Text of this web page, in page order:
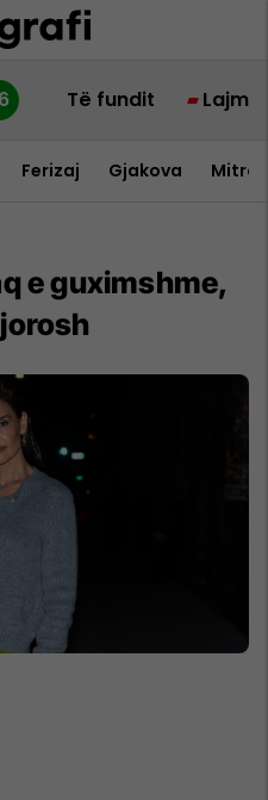
Të fundit Lajme
Ferizaj Gjakova
e guximshme,